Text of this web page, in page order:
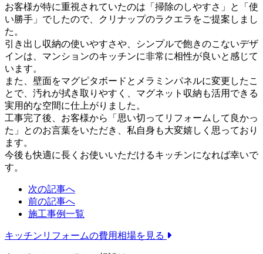
お客様が特に重視されていたのは「掃除のしやすさ」と「使
い勝手」でしたので、クリナップのラクエラをご提案しまし
た。
引き出し収納の使いやすさや、シンプルで飽きのこないデザ
インは、マンションのキッチンに非常に相性が良いと感じて
います。
また、壁面をマグピタボードとメラミンパネルに変更したこ
とで、汚れが拭き取りやすく、マグネット収納も活用できる
実用的な空間に仕上がりました。
工事完了後、お客様から「思い切ってリフォームして良かっ
た」とのお言葉をいただき、私自身も大変嬉しく思っており
ます。
今後も快適に長くお使いいただけるキッチンになれば幸いで
す。
次の記事へ
前の記事へ
施工事例一覧
キッチンリフォームの費用相場を見る